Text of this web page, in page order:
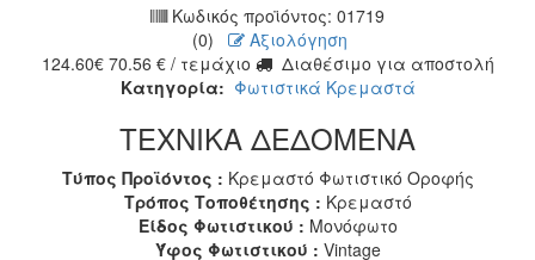
Κωδικός προϊόντος: 01719
(0)
Αξιολόγηση
124.60€ 70.56 € / τεμάχιο
Διαθέσιμο για αποστολή
Κατηγορία: Φωτιστικά Κρεμαστά
ΤΕΧΝΙΚΑ ΔΕΔΟΜΕΝΑ
Τύπος Προϊόντος : Κρεμαστό Φωτιστικό Οροφής
Τρόπος Τοποθέτησης : Κρεμαστό
Είδος Φωτιστικού : Μονόφωτο
Ύφος Φωτιστικού : Vintage